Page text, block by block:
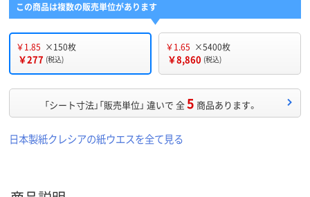
この商品は複数の販売単位があります
￥1.85 ×150枚
￥277 (税込)
￥1.65 ×5400枚
￥8,860 (税込)
「シート寸法」「販売単位」 違いで 全5 商品あります。
日本製紙クレシアの紙ウエスを全て見る